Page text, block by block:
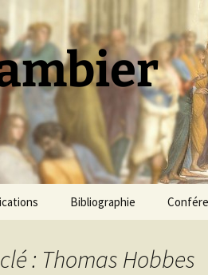
Bibliographie
: Thomas Hobbes